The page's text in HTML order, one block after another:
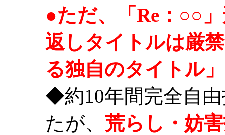
●ただ、「Re：○○
返しタイトルは厳
る独自のタイトル
◆約10年間完全自
たが、 荒らし・妨